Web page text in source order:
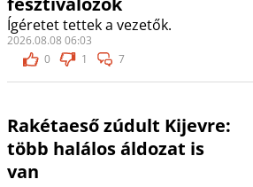
Ígéretet tettek a vezetők.
2026.08.08 06:03
0
1 7
Rakétaeső zúdult Kijevre:
több halálos áldozat is
van